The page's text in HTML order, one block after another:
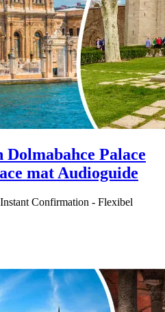
Palace
mat Audioguide
Instant Confirmation - Flexibel